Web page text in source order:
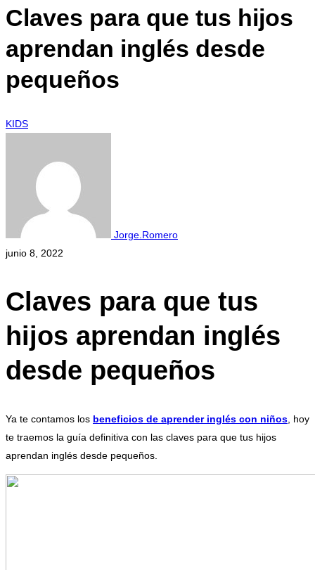
Claves para que tus hijos
aprendan inglés desde
pequeños
KIDS
Jorge.Romero
junio 8, 2022
Claves para que tus
hijos aprendan inglés
desde pequeños
Ya te contamos los beneficios de aprender inglés con niños, hoy
te traemos la guía definitiva con las claves para que tus hijos
aprendan inglés desde pequeños.